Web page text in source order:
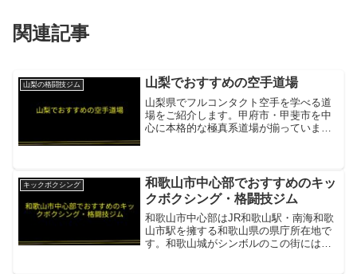
関連記事
山梨の格闘技ジム 山梨でおすすめの空手道場
山梨県でフルコンタクト空手を学べる道
場をご紹介します。甲府市・甲斐市を中
心に本格的な極真系道場が揃っていま
項目内容所在地／最寄駅...
キックボクシング
和歌山市中心部でおすすめのキッ
クボクシング・格闘技ジム
和歌山市中心部はJR和歌山駅・南海和歌
山市駅を擁する和歌山県の県庁所在地で
す。和歌山城がシンボルのこの街には、